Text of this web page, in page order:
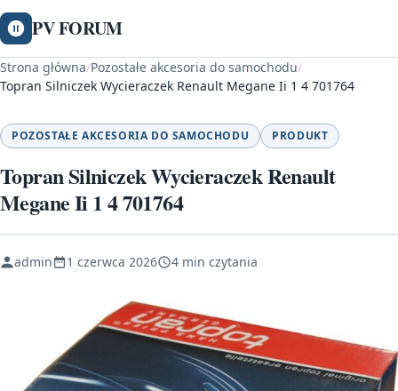
PV FORUM
Strona główna/Pozostałe akcesoria do samochodu/
Topran Silniczek Wycieraczek Renault Megane Ii 1 4 701764
POZOSTAŁE AKCESORIA DO SAMOCHODU PRODUKT
Topran Silniczek Wycieraczek Renault
Megane Ii 1 4 701764
admin 1 czerwca 2026 4 min czytania